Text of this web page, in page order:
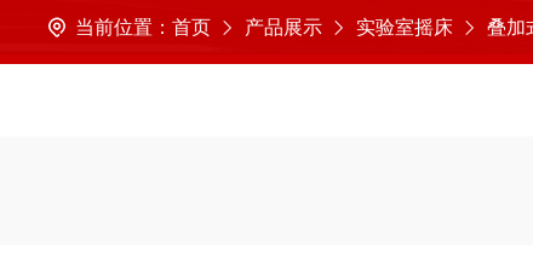
当前位置： 首页 产品展示 实验室摇床 叠加式恒温培